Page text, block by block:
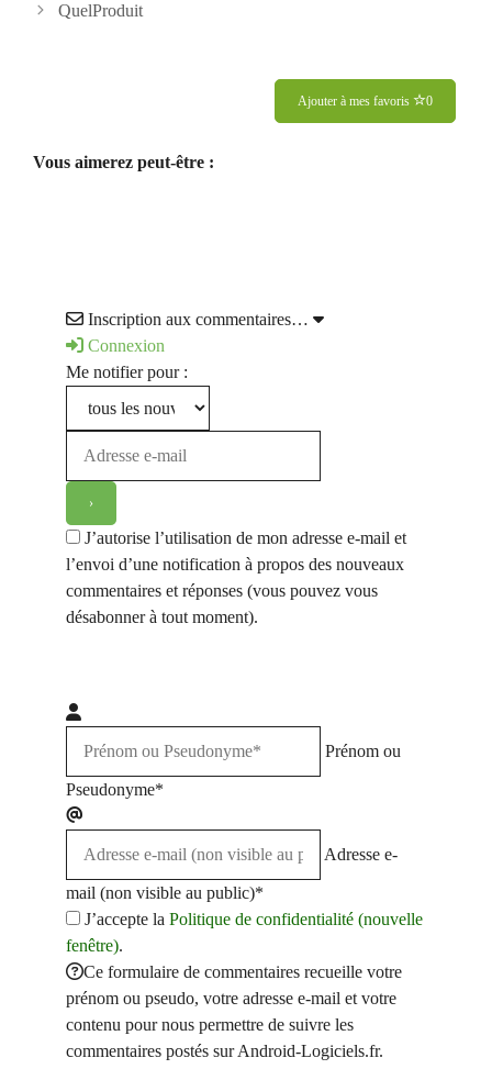
QuelProduit
Ajouter à mes favoris 0
Vous aimerez peut-être :
Inscription aux commentaires…
Connexion
Me notifier pour :
J’autorise l’utilisation de mon adresse e-mail et
l’envoi d’une notification à propos des nouveaux
commentaires et réponses (vous pouvez vous
désabonner à tout moment).
Prénom ou
Pseudonyme*
Adresse e-
mail (non visible au public)*
J’accepte la Politique de confidentialité (nouvelle
fenêtre).
Ce formulaire de commentaires recueille votre
prénom ou pseudo, votre adresse e-mail et votre
contenu pour nous permettre de suivre les
commentaires postés sur Android-Logiciels.fr.